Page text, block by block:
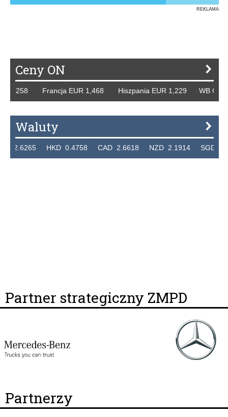
REKLAMA
Ceny ON
Francja EUR 1,468 Hiszpania EUR 1,229 WB GBP
Waluty
HKD 0.4758 CAD 2.6618 NZD 2.1914 SGD
Partner strategiczny ZMPD
Partnerzy